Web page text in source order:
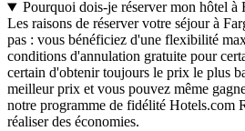
Pourquoi dois-je réserver mon hôtel à
Les raisons de réserver votre séjour à
pas : vous bénéficiez d'une flexibilité
conditions d'annulation gratuite pour
certain d'obtenir toujours le prix le plus
meilleur prix et vous pouvez même
notre programme de fidélité Hotels.com
réaliser des économies.